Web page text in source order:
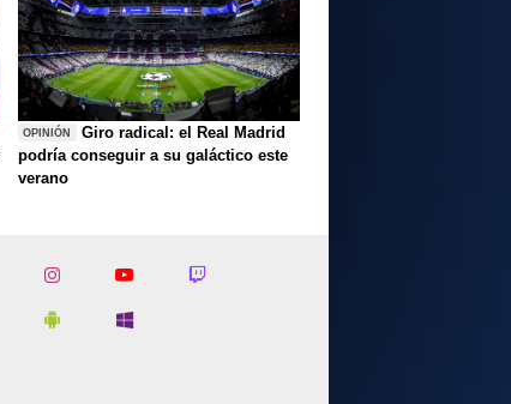
OPINIÓN
Giro radical: el Real Madrid
podría conseguir a su galáctico este
verano